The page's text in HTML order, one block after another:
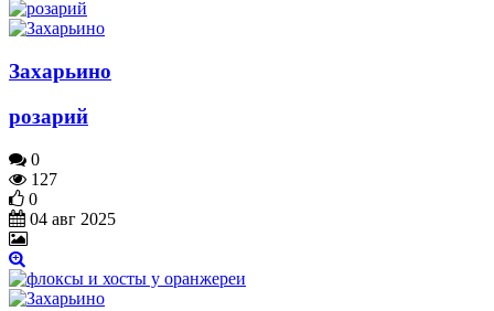
Захарьино
розарий
0
127
0
04 авг 2025